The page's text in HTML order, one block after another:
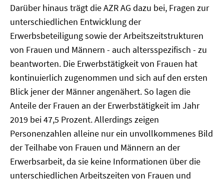
Darüber hinaus trägt die AZR AG dazu bei, Fragen zur
unterschiedlichen Entwicklung der
Erwerbsbeteiligung sowie der Arbeitszeitstrukturen
von Frauen und Männern - auch altersspezifisch - zu
beantworten. Die Erwerbstätigkeit von Frauen hat
kontinuierlich zugenommen und sich auf den ersten
Blick jener der Männer angenähert. So lagen die
Anteile der Frauen an der Erwerbstätigkeit im Jahr
2019 bei 47,5 Prozent. Allerdings zeigen
Personenzahlen alleine nur ein unvollkommenes Bild
der Teilhabe von Frauen und Männern an der
Erwerbsarbeit, da sie keine Informationen über die
unterschiedlichen Arbeitszeiten von Frauen und